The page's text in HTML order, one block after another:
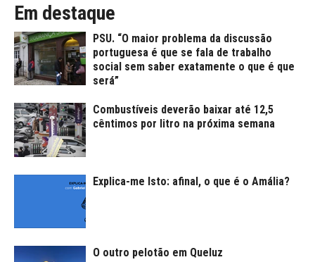
Em destaque
PSU. “O maior problema da discussão
portuguesa é que se fala de trabalho
social sem saber exatamente o que é que
será”
Combustíveis deverão baixar até 12,5
cêntimos por litro na próxima semana
Explica-me Isto: afinal, o que é o Amália?
O outro pelotão em Queluz